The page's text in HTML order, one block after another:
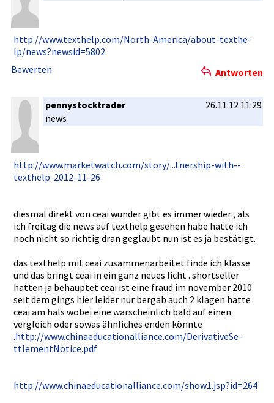
http://www­.texthelp.­com/North-­America/ab­out-texthe­
lp/news?ne­wsid=5802
Bewerten
Antworten
pennystocktrader
26.11.12 11:29
news
http://www­.marketwat­ch.com/sto­ry/...tner­ship-with-­
texthelp-2­012-11-26
diesmal direkt von ceai wunder gibt es immer wieder , als
ich freitag die news auf texthelp gesehen habe hatte ich
noch nicht so richtig dran geglaubt nun ist es ja bestätigt.­
das texthelp mit ceai zusammenar­beitet finde ich klasse
und das bringt ceai in ein ganz neues licht . shortselle­r
hatten ja behauptet ceai ist eine fraud im november 2010
seit dem gings hier leider nur bergab auch 2 klagen hatte
ceai am hals wobei eine warscheinl­ich bald auf einen
vergleich oder sowas ähnliches enden könnte
.http://www­.chinaeduc­ationallia­nce.com/De­rivativeSe­
ttlementNo­tice.pdf
http://www­.chinaeduc­ationallia­nce.com/sh­ow1.jsp?id­=264